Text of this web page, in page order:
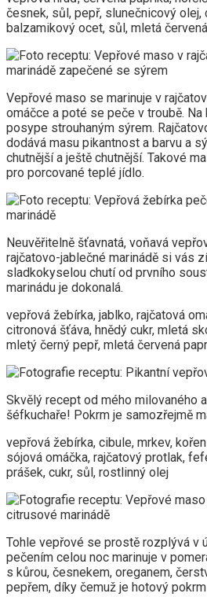
česnek, sůl, pepř, slunečnicový olej,
balzamikový ocet, sůl, mletá
Vepřové maso se marinuje v
omáčce a poté se peče v troubě.
posype strouhaným sýrem.
dodává masu pikantnost a barvu a
chutnější a ještě chutnější. Takové
pro porcované teplé jídlo.
Neuvěřitelně šťavnatá, voňavá
rajčatovo-jablečné marinádě si vás
sladkokyselou chutí od prvního
marinádu je dokonalá.
vepřová žebírka, jablko, rajčatová
citronová šťáva, hnědý cukr, mletá
mletý černý pepř, mletá červená
Skvělý recept od mého milovaného
šéfkuchaře! Pokrm je samozřejmě
vepřová žebírka, cibule, mrkev,
sójová omáčka, rajčatový protlak,
prášek, cukr, sůl, rostlinný olej
Tohle vepřové se prostě rozplývá v
pečením celou noc marinuje v
s kůrou, česnekem, oreganem,
pepřem, díky čemuž je hotový